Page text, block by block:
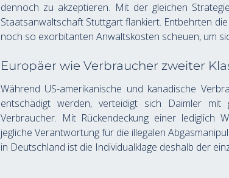
dennoch zu akzeptieren. Mit der gleichen
Staatsanwaltschaft Stuttgart flankiert. Entbehrten
noch so exorbitanten Anwaltskosten scheuen, um
Europäer wie Verbraucher zweiter
Während US-amerikanische und kanadische
entschädigt werden, verteidigt sich Daimler
Verbraucher. Mit Rückendeckung einer lediglich
jegliche Verantwortung für die illegalen
in Deutschland ist die Individualklage deshalb der